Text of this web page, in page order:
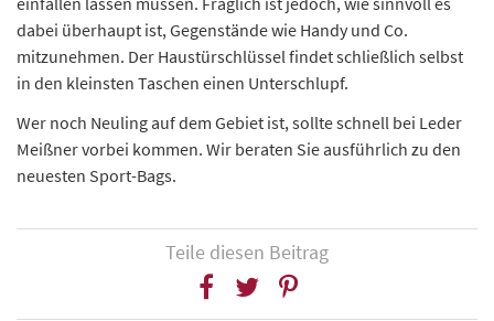
dabei überhaupt ist, Gegenstände wie Handy und Co.
mitzunehmen. Der Haustürschlüssel findet schließlich selbst
in den kleinsten Taschen einen Unterschlupf.
Wer noch Neuling auf dem Gebiet ist, sollte schnell bei Leder
Meißner vorbei kommen. Wir beraten Sie ausführlich zu den
neuesten Sport-Bags.
Teile diesen Beitrag